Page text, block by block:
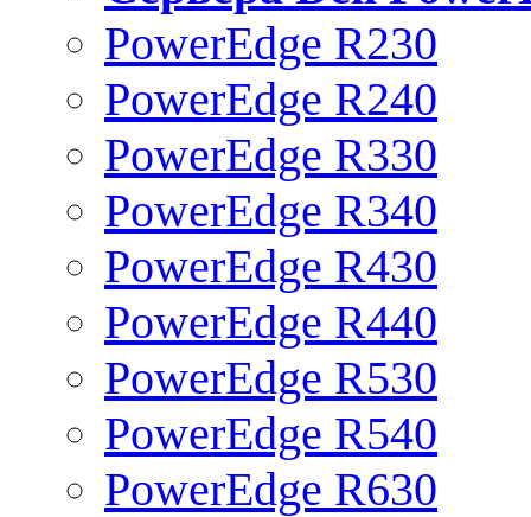
PowerEdge R230
PowerEdge R240
PowerEdge R330
PowerEdge R340
PowerEdge R430
PowerEdge R440
PowerEdge R530
PowerEdge R540
PowerEdge R630